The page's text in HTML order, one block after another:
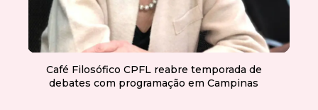
Café Filosófico CPFL reabre temporada de
debates com programação em Campinas